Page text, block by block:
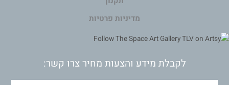
מדיניות פרטיות
לקבלת מידע והצעות מחיר צרו קשר: